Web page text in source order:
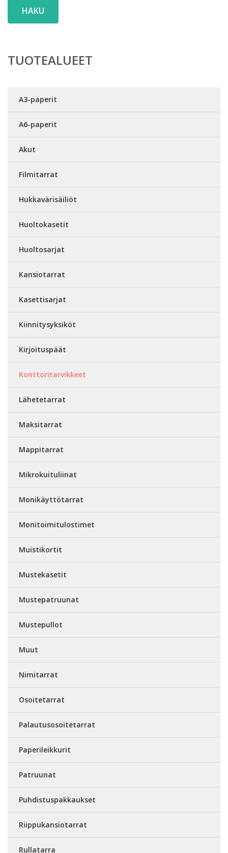
HAKU
TUOTEALUEET
A3-paperit
A6-paperit
Akut
Filmitarrat
Hukkavärisäiliöt
Huoltokasetit
Huoltosarjat
Kansiotarrat
Kasettisarjat
Kiinnitysyksiköt
Kirjoituspäät
Konttoritarvikkeet
Lähetetarrat
Maksitarrat
Mappitarrat
Mikrokuituliinat
Monikäyttötarrat
Monitoimitulostimet
Muistikortit
Mustekasetit
Mustepatruunat
Mustepullot
Muut
Nimitarrat
Osoitetarrat
Palautusosoitetarrat
Paperileikkurit
Patruunat
Puhdistuspakkaukset
Riippukansiotarrat
Rullatarra